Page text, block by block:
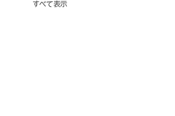
すべて表示